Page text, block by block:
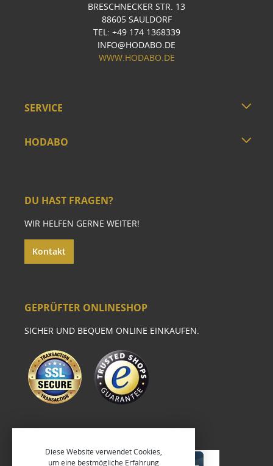
BRESCHNECKER STR. 13
88605 SAULDORF
TEL: +49 174 1368339
INFO@HODABO.DE
WWW.HODABO.DE
SERVICE
HODABO
DU HAST FRAGEN?
WIR HELFEN GERNE WEITER!
Kontakt
GEPRÜFTER ONLINESHOP
SICHER UND BEQUEM ONLINE EINKAUFEN.
Diese Website verwendet Cookies,
um eine bestmögliche Erfahrung